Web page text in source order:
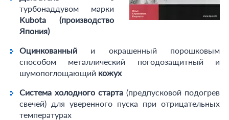
турбонаддувом марки
Kubota (производство
Япония)
Оцинкованныйи окрашенный порошковым
способом металлический погодозащитный и
шумопоглощающий кожух
Система холодного старта (предпусковой подогрев
свечей) для уверенного пуска при отрицательных
температурах